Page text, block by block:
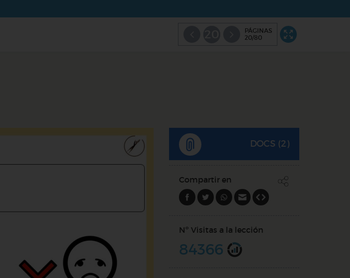
PÁGINAS
20/80
DOCS (2)
Compartir en
Nº Visitas a la lección
84366